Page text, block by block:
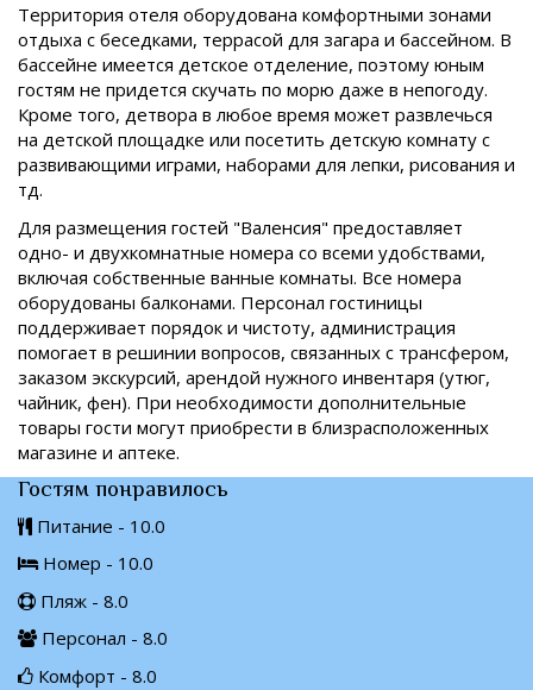
Территория отеля оборудована комфортными зонами
отдыха с беседками, террасой для загара и бассейном. В
бассейне имеется детское отделение, поэтому юным
гостям не придется скучать по морю даже в непогоду.
Кроме того, детвора в любое время может развлечься
на детской площадке или посетить детскую комнату с
развивающими играми, наборами для лепки, рисования и
тд.
Для размещения гостей "Валенсия" предоставляет
одно- и двухкомнатные номера со всеми удобствами,
включая собственные ванные комнаты. Все номера
оборудованы балконами. Персонал гостиницы
поддерживает порядок и чистоту, администрация
помогает в решинии вопросов, связанных с трансфером,
заказом экскурсий, арендой нужного инвентаря (утюг,
чайник, фен). При необходимости дополнительные
товары гости могут приобрести в близрасположенных
магазине и аптеке.
Гостям понравилось
Питание - 10.0
Номер - 10.0
Пляж - 8.0
Персонал - 8.0
Комфорт - 8.0